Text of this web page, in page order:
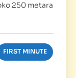
250 metara
FIRST MINUTE